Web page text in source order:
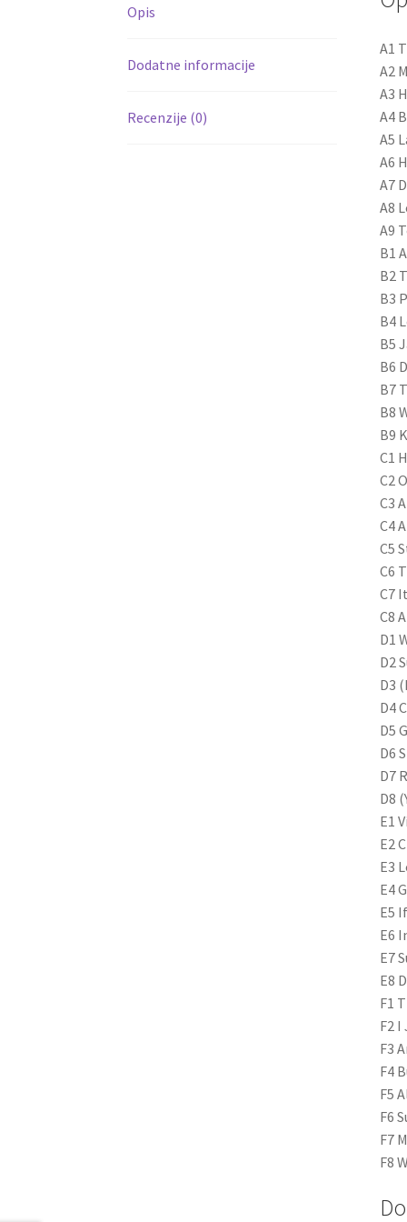
Opis
Dodatne informacije
Recenzije (0)
A1
A2
A3
A4
A5
A6
A7
A8
A9
B1
B2
B3
B4
B5
B6
B7
B8
B9
C1
C2
C3
C4
C5
C6
C7
C8
D1
D2
D3
D4
D5
D6
D7
D8
E1
E2
E3
E4
E5
E6
E7
E8
F1
F2 I
F3
F4
F5
F6
F7
F8